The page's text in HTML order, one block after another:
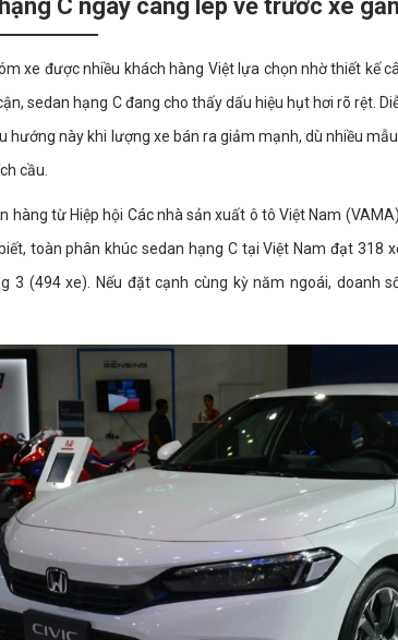
C ngày càng lép vế trước xe
xe được nhiều khách hàng Việt lựa chọn nhờ thiết kế
sedan hạng C đang cho thấy dấu hiệu hụt hơi rõ rệt.
hướng này khi lượng xe bán ra giảm mạnh, dù nhiều
cầu.
hàng từ Hiệp hội Các nhà sản xuất ô tô Việt Nam
toàn phân khúc sedan hạng C tại Việt Nam đạt 318
3 (494 xe). Nếu đặt cạnh cùng kỳ năm ngoái, doanh